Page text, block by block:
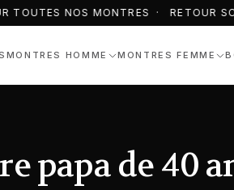
NOS MONTRES · RETOUR
MONTRES HOMME MONTRES FEMME
papa de 40